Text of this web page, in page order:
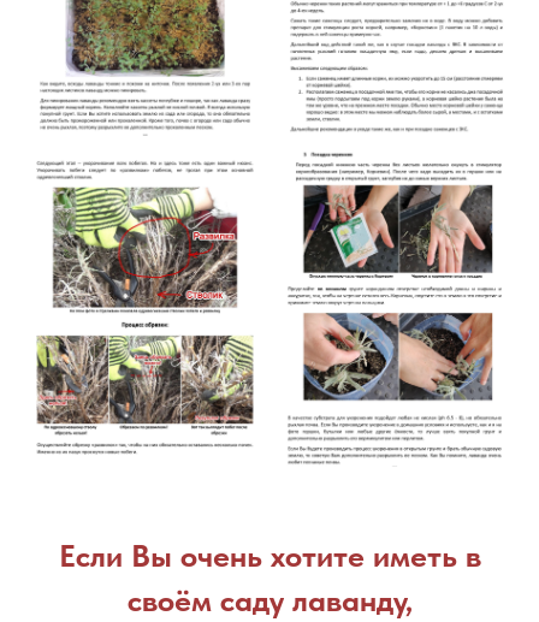
Если Вы очень хотите иметь в
своём саду лаванду,